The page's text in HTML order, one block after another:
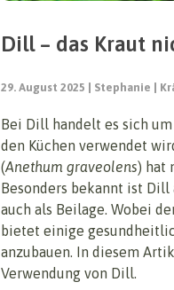
Dill – das Kraut
29. August 2025 Stephanie
Bei Dill handelt es sich
den Küchen verwendet
(Anethum graveolens) hat
Besonders bekannt ist
auch als Beilage. Wobei
bietet einige
anzubauen. In diesem
Verwendung von Dill.